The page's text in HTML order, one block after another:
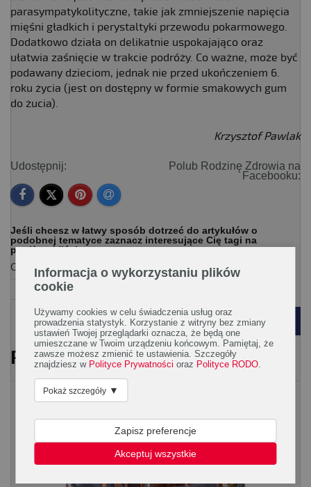
parasympatykolityczne, takie jak zmniejszenie napięcia
mięśni gładkich i perystaltyki przewodu pokarmowego.
Dodatkowo działa on delikatnie uspokajająco oraz
ułatwia zaśnięcie w trakcie podróży. Co ważne, może być
podawany dzieciom, jednak nie przed ukończeniem 6.
roku życia (jest on dostępny w formie smakowych gum
do żucia).
Krzysztof Pawlak
Udostępnij:
Polub Rodzinę Zdrowia na
Facebooku:
Jeśli chcesz w łatwy sposób dotrzeć do artykułów o
podobnej tematyce zaznacz interesujące Cię tagi na
poniższej liście.
Ogólna:
neurologia
POWRÓT
PRZECZYTAJ RÓWNIEŻ
Informacja o wykorzystaniu plików
cookie
Używamy cookies w celu świadczenia usług oraz
prowadzenia statystyk. Korzystanie z witryny bez zmiany
ustawień Twojej przeglądarki oznacza, że będą one
umieszczane w Twoim urządzeniu końcowym. Pamiętaj, że
zawsze możesz zmienić te ustawienia. Szczegóły
znajdziesz w Polityce Prywatności oraz Polityce RODO
Pokaż szczegóły ▼
Zapisz preferencje
Akceptuj wszystkie